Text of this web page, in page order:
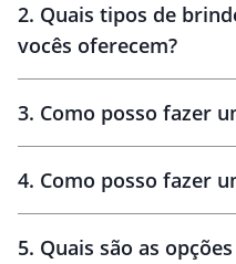
Brindes
2. Quais tipos de
vocês oferecem?
3. Como posso fazer
4. Como posso fazer
5. Quais são as